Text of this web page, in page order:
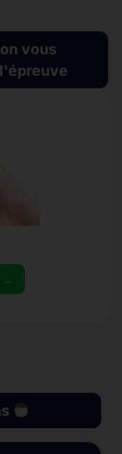
vous
→